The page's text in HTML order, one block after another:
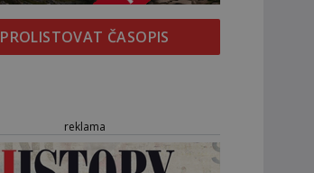
PROLISTOVAT ČASOPIS
reklama